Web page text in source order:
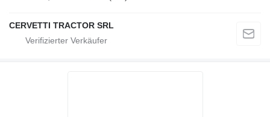
CERVETTI TRACTOR SRL